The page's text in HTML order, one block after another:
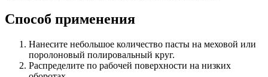
Способ применения
Нанесите небольшое количество пасты на меховой или
поролоновый полировальный круг.
Распределите по рабочей поверхности на низких